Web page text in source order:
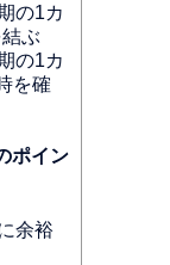
の1カ
ぶ
の1カ
を確
ポイン
余裕